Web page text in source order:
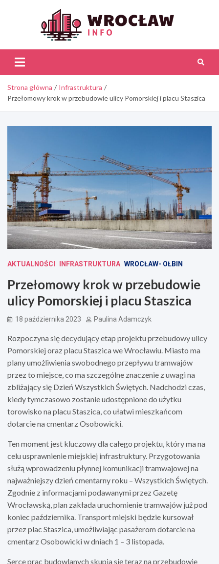
Strona główna
Infrastruktura
Przełomowy krok w przebudowie ulicy Pomorskiej i placu Staszica
AKTUALNOŚCI INFRASTRUKTURA WROCŁAW- OŁBIN
Przełomowy krok w przebudowie
ulicy Pomorskiej i placu Staszica
18 października 2023 Paulina Adamczyk
Rozpoczyna się decydujący etap projektu przebudowy ulicy
Pomorskiej oraz placu Staszica we Wrocławiu. Miasto ma
plany umożliwienia swobodnego przepływu tramwajów
przez to miejsce, co ma szczególne znaczenie z uwagi na
zbliżający się Dzień Wszystkich Świętych. Nadchodzi czas,
kiedy tymczasowo zostanie udostępnione do użytku
torowisko na placu Staszica, co ułatwi mieszkańcom
dotarcie na cmentarz Osobowicki.
Ten moment jest kluczowy dla całego projektu, który ma na
celu usprawnienie miejskiej infrastruktury. Przygotowania
służą wprowadzeniu płynnej komunikacji tramwajowej na
najważniejszy dzień cmentarny roku – Wszystkich Świętych.
Zgodnie z informacjami podawanymi przez Gazetę
Wrocławską, plan zakłada uruchomienie tramwajów już pod
koniec października. Transport miejski będzie kursował
przez plac Staszica, umożliwiając pasażerom dotarcie na
cmentarz Osobowicki w dniach 1 – 3 listopada.
Serce prac budowlanych skupia się teraz na przebudowie